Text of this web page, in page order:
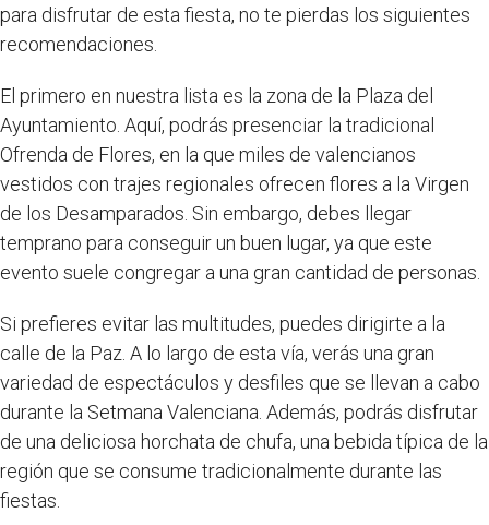
para disfrutar de esta fiesta, no te pierdas los siguientes
recomendaciones.
El primero en nuestra lista es la zona de la Plaza del
Ayuntamiento. Aquí, podrás presenciar la tradicional
Ofrenda de Flores, en la que miles de valencianos
vestidos con trajes regionales ofrecen flores a la Virgen
de los Desamparados. Sin embargo, debes llegar
temprano para conseguir un buen lugar, ya que este
evento suele congregar a una gran cantidad de personas.
Si prefieres evitar las multitudes, puedes dirigirte a la
calle de la Paz. A lo largo de esta vía, verás una gran
variedad de espectáculos y desfiles que se llevan a cabo
durante la Setmana Valenciana. Además, podrás disfrutar
de una deliciosa horchata de chufa, una bebida típica de la
región que se consume tradicionalmente durante las
fiestas.